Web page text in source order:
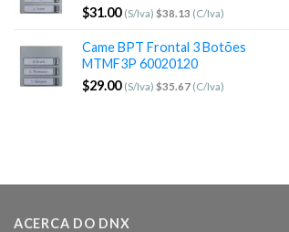
$31.00 (S/Iva) $38.13 (C/Iva)
Came BPT Frontal 3 Botões
MTMF3P 60020120
$29.00 (S/Iva) $35.67 (C/Iva)
ACERCA DO DNX